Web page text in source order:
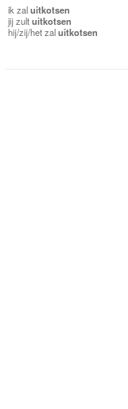
ik zaluitkotsen
jijzultuitkotsen
hij/zij/hetzaluitkotsen